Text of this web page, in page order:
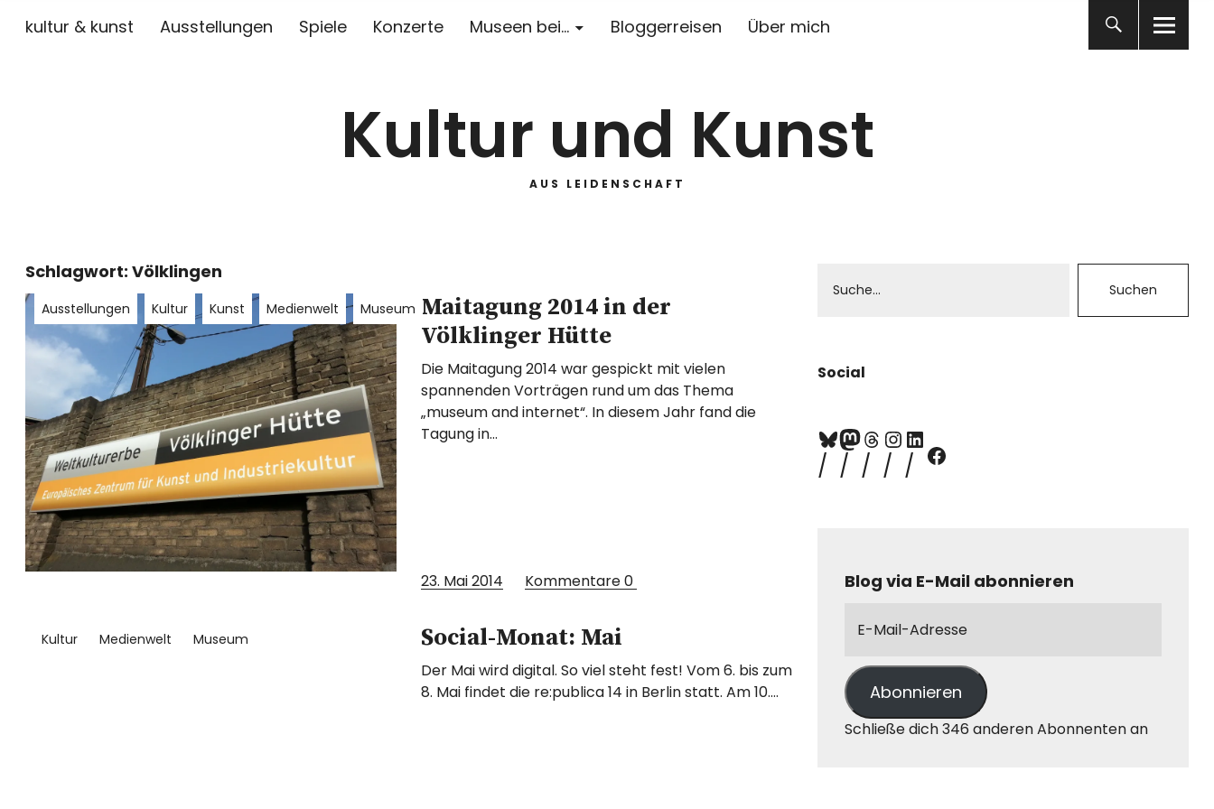
kultur & kunst Ausstellungen Spiele Konzerte Museen bei… Bloggerreisen Über mich
Kultur und Kunst
AUS LEIDENSCHAFT
Schlagwort: Völklingen
Ausstellungen Kultur Kunst Medienwelt Museum Maitagung 2014 in der
Völklinger Hütte
Die Maitagung 2014 war gespickt mit vielen
spannenden Vorträgen rund um das Thema
„museum and internet“. In diesem Jahr fand die
Tagung in…
23. Mai 2014 Kommentare0
Kultur Medienwelt Museum Social-Monat: Mai
Der Mai wird digital. So viel steht fest! Vom 6. bis zum
8. Mai findet die re:publica 14 in Berlin statt. Am 10.…
Social
Blog via E-Mail abonnieren
Abonnieren
Schließe dich 346 anderen Abonnenten an